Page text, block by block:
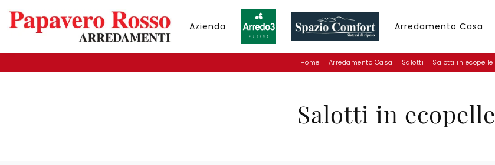
Azienda Arredamento Casa
Home - Arredamento Casa - Salotti - Salotti in ecopelle
Salotti in ecopelle